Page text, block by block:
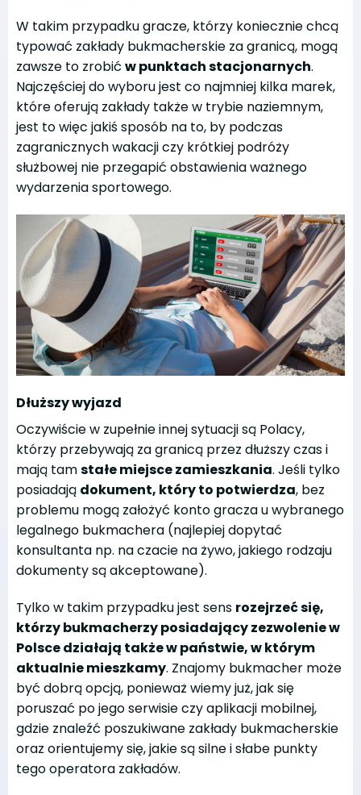
W takim przypadku gracze, którzy koniecznie chcą
typować zakłady bukmacherskie za granicą, mogą
zawsze to zrobić w punktach stacjonarnych.
Najczęściej do wyboru jest co najmniej kilka marek,
które oferują zakłady także w trybie naziemnym,
jest to więc jakiś sposób na to, by podczas
zagranicznych wakacji czy krótkiej podróży
służbowej nie przegapić obstawienia ważnego
wydarzenia sportowego.
Dłuższy wyjazd
Oczywiście w zupełnie innej sytuacji są Polacy,
którzy przebywają za granicą przez dłuższy czas i
mają tamstałe miejsce zamieszkania. Jeśli tylko
posiadają dokument, który to potwierdza, bez
problemu mogą założyć konto gracza u wybranego
legalnego bukmachera (najlepiej dopytać
konsultanta np. na czacie na żywo, jakiego rodzaju
dokumenty są akceptowane).
Tylko w takim przypadku jest sens rozejrzeć się,
którzy bukmacherzy posiadający zezwolenie w
Polsce działają także w państwie, w którym
aktualnie mieszkamy. Znajomy bukmacher może
być dobrą opcją, ponieważ wiemy już, jak się
poruszać po jego serwisie czy aplikacji mobilnej,
gdzie znaleźć poszukiwane zakłady bukmacherskie
oraz orientujemy się, jakie są silne i słabe punkty
tego operatora zakładów.